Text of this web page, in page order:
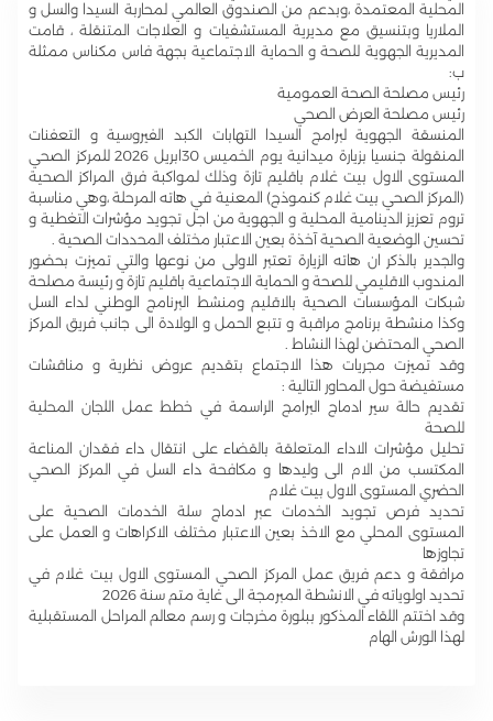
المحلية المعتمدة ،وبدعم من الصندوق العالمي لمحاربة السيدا والسل و
الملاريا وبتنسيق مع مديرية المستشفيات و العلاجات المتنقلة ، قامت
المديرية الجهوية للصحة و الحماية الاجتماعية بجهة فاس مكناس ممثلة
ب:
رئيس مصلحة الصحة العمومية
رئيس مصلحة العرض الصحي
المنسقة الجهوية لبرامج السيدا التهابات الكبد الفيروسية و التعفنات
المنقولة جنسيا بزيارة ميدانية يوم الخميس 30ابريل 2026 للمركز الصحي
المستوى الاول بيت غلام باقليم تازة وذلك لمواكبة فرق المراكز الصحية
(المركز الصحي بيت غلام كنموذج) المعنية في هاته المرحلة ،وهي مناسبة
تروم تعزيز الدينامية المحلية و الجهوية من اجل تجويد مؤشرات التغطية و
تحسين الوضعية الصحية آخذة بعين الاعتبار مختلف المحددات الصحية .
والجدير بالذكر ان هاته الزيارة تعتبر الاولى من نوعها والتي تميزت بحضور
المندوب الاقليمي للصحة و الحماية الاجتماعية باقليم تازة و رئيسة مصلحة
شبكات المؤسسات الصحية بالاقليم ومنشط البرنامج الوطني لداء السل
وكذا منشطة برنامج مراقبة و تتبع الحمل و الولادة الى جانب فريق المركز
الصحي المحتضن لهذا النشاط .
وقد تميزت مجريات هذا الاجتماع بتقديم عروض نظرية و مناقشات
مستفيضة حول المحاور التالية :
تقديم حالة سير ادماج البرامج الراسمة في خطط عمل اللجان المحلية
للصحة
تحليل مؤشرات الاداء المتعلقة بالقضاء على انتقال داء فقدان المناعة
المكتسب من الام الى وليدها و مكافحة داء السل في المركز الصحي
الحضري المستوى الاول بيت غلام
تحديد فرص تجويد الخدمات عبر ادماج سلة الخدمات الصحية على
المستوى المحلي مع الاخذ بعين الاعتبار مختلف الاكراهات و العمل على
تجاوزها
مرافقة و دعم فريق عمل المركز الصحي المستوى الاول بيت غلام في
تحديد اولوياته في الانشطة المبرمجة الى غاية متم سنة 2026
وقد اختتم اللقاء المذكور ببلورة مخرجات و رسم معالم المراحل المستقبلية
لهذا الورش الهام